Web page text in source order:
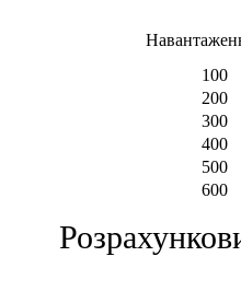
100
200
300
400
500
600